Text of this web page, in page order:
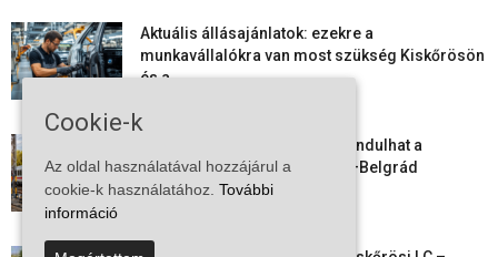
Aktuális állásajánlatok: ezekre a
munkavállalókra van most szükség Kiskőrösön
és a...
Vitézy Dávid: már ősszel újraindulhat a
személyszállítás a Budapest–Belgrád
vasútvonalon
Cookie-k
Az oldal használatával hozzájárul a
cookie-k használatához. További
információ